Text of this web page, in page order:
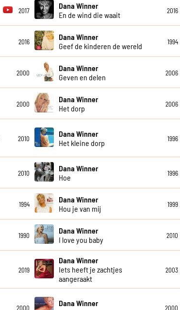
2017
Dana Winner
En de wind die waait
2016
2016
Dana Winner
Geef de kinderen de wereld
1994
2000
Dana Winner
Geven en delen
2006
2000
Dana Winner
Het dorp
2006
2010
Dana Winner
Het kleine dorp
1996
2010
Dana Winner
Hoe
1996
1994
Dana Winner
Hou je van mij
1999
1990
Dana Winner
I love you baby
2010
2019
Dana Winner
Iets heeft je zachtjes
aangeraakt
2003
2000
Dana Winner
2000